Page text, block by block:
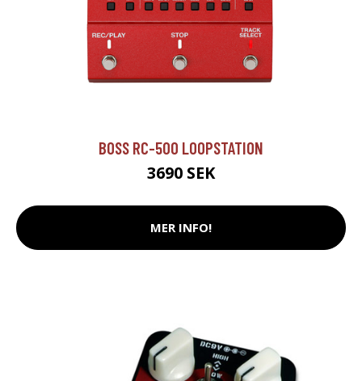
BOSS RC-500 LOOPSTATION
3690 SEK
MER INFO!